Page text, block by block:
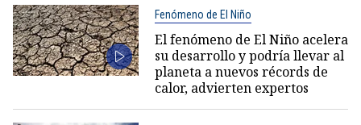
Fenómeno de El Niño
El fenómeno de El Niño acelera
su desarrollo y podría llevar al
planeta a nuevos récords de
calor, advierten expertos